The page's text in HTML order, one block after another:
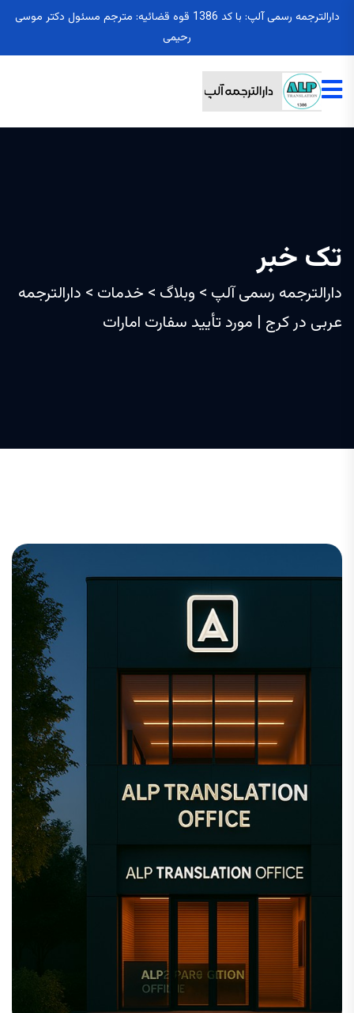
دارالترجمه رسمی آلپ: با کد 1386 قوه قضائیه: مترجم مسئول دکتر موسی
رحیمی
تک خبر
دارالترجمه رسمی آلپ > وبلاگ > خدمات > دارالترجمه
عربی در کرج | مورد تأیید سفارت امارات